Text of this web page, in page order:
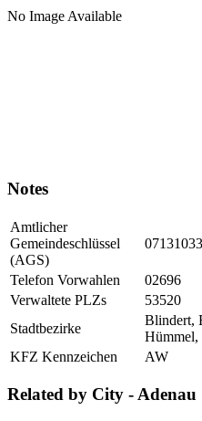
No Image Available
Notes
Amtlicher
Gemeindeschlüssel
(AGS)
07131033
Telefon Vorwahlen
02696
Verwaltete PLZs
53520
Stadtbezirke
Blindert,
Hümmel,
KFZ Kennzeichen
AW
Related by City - Adenau